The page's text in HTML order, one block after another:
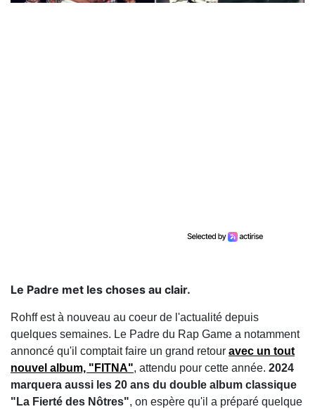
Le Padre met les choses au clair.
Rohff est à nouveau au coeur de l'actualité depuis
quelques semaines. Le Padre du Rap Game a notamment
annoncé qu'il comptait faire un grand retour avec un tout
nouvel album, "FITNA", attendu pour cette année. 2024
marquera aussi les 20 ans du double album classique
"La Fierté des Nôtres", on espère qu'il a préparé quelque